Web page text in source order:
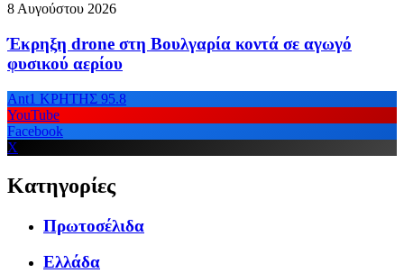
8 Αυγούστου 2026
Έκρηξη drone στη Βουλγαρία κοντά σε αγωγό
φυσικού αερίου
Ant1 ΚΡΗΤΗΣ 95.8
YouTube
Facebook
X
Κατηγορίες
Πρωτοσέλιδα
Ελλάδα